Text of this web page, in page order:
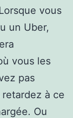
vous
un Uber,
vous les
pas
retardez à ce
Ou